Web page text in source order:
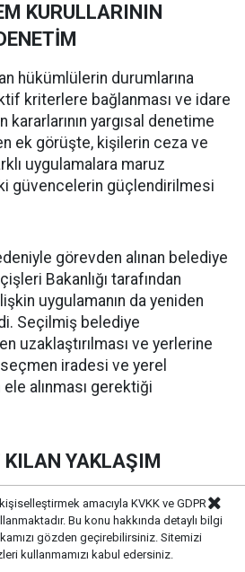
KURULLARININ
hükümlülerin durumlarına
kriterlere bağlanması ve idare
kararlarının yargısal denetime
ek görüşte, kişilerin ceza ve
uygulamalara maruz
güvencelerin güçlendirilmesi
görevden alınan belediye
Bakanlığı tarafından
uygulamanın da yeniden
Seçilmiş belediye
uzaklaştırılması ve yerlerine
seçmen iradesi ve yerel
alınması gerektiği
YAKLAŞIM
Siber Güvenlik Kanunu’nda yer
ile gazetecilik faaliyetleri
amacıyla KVKK ve GDPR
Bu konu hakkında detaylı bilgi
gözden geçirebilirsiniz. Sitemizi
kullanmamızı kabul edersiniz.